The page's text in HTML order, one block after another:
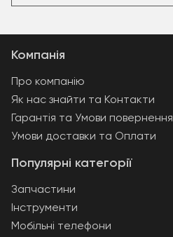
Популярні категорії
Запчастини
Інструменти
Мобільні телефони
Компанія
Про компанію
Як нас знайти та Контакти
Гарантія та Умови повернення
Умови доставки та Оплати